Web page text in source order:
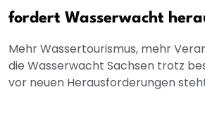
fordert Wasserwacht
Mehr Wassertourismus, mehr
die Wasserwacht Sachsen trotz
vor neuen Herausforderungen